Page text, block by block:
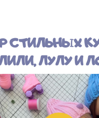
СТИЛЬНЫХ
ЛУЛУ И